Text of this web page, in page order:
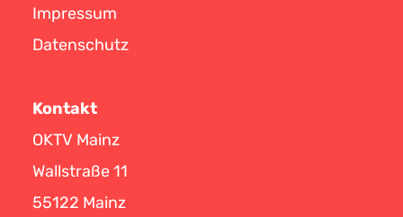
Impressum
Datenschutz
Kontakt
OKTV Mainz
Wallstraße 11
55122 Mainz